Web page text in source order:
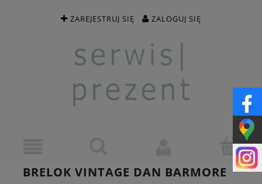
ZAREJESTRUJ SIĘ ZALOGUJ SIĘ
BRELOK VINTAGE DAN BARMORE